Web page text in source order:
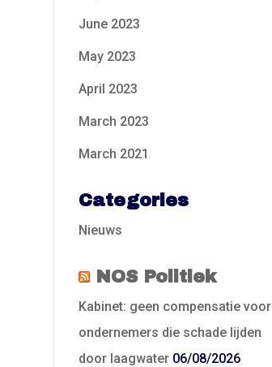
June 2023
May 2023
April 2023
March 2023
March 2021
Categories
Nieuws
NOS Politiek
Kabinet: geen compensatie voor
ondernemers die schade lijden
door laagwater 06/08/2026